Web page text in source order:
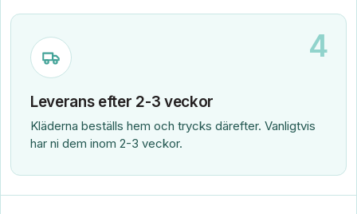
4
Leverans efter 2-3 veckor
Kläderna beställs hem och trycks därefter. Vanligtvis
har ni dem inom 2-3 veckor.